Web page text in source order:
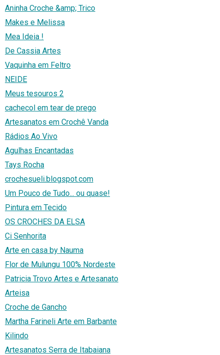
Aninha Croche &amp; Trico
Makes e Melissa
Mea Ideia !
De Cassia Artes
Vaquinha em Feltro
NEIDE
Meus tesouros 2
cachecol em tear de prego
Artesanatos em Crochê Vanda
Rádios Ao Vivo
Agulhas Encantadas
Tays Rocha
crochesueli.blogspot.com
Um Pouco de Tudo... ou quase!
Pintura em Tecido
OS CROCHES DA ELSA
Ci Senhorita
Arte en casa by Nauma
Flor de Mulungu 100% Nordeste
Patricia Trovo Artes e Artesanato
Arteisa
Croche de Gancho
Martha Farineli Arte em Barbante
Kilindo
Artesanatos Serra de Itabaiana